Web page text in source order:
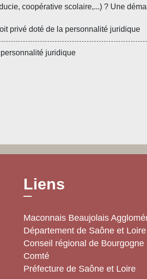
coopérative scolaire,...) ? Une
privé doté de la personnalité juridique
juridique
Liens
Maconnais Beaujolais
Département de Saône et Loire
Conseil régional de Bourgogne
Comté
Préfecture de Saône et Loire